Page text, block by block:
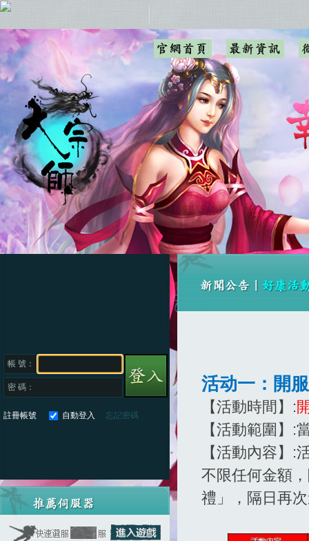
帳 號：
密 碼：
註冊帳號 自動登入 忘記密碼
活动一：開
【活動時間】:
【活動範圍】:
【活動內容】:
不限任何金額
禮」，隔日再